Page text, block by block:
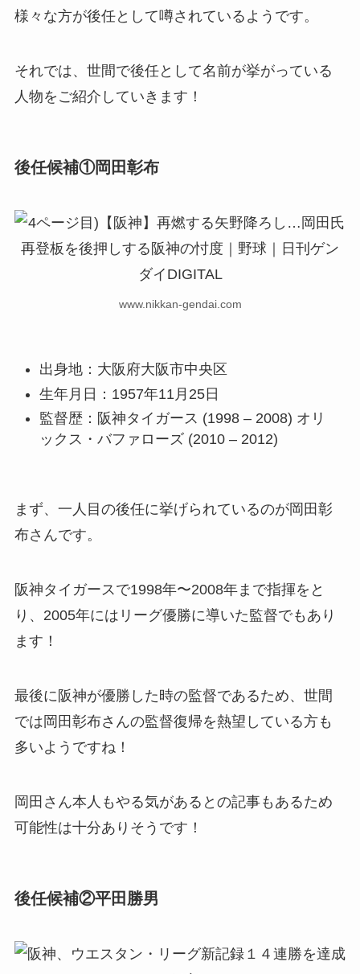
様々な方が後任として噂されているようです。
それでは、世間で後任として名前が挙がっている
人物をご紹介していきます！
後任候補①岡田彰布
www.nikkan-gendai.com
出身地：大阪府大阪市中央区
生年月日：1957年11月25日
監督歴：阪神タイガース (1998 – 2008) オリ
ックス・バファローズ (2010 – 2012)
まず、一人目の後任に挙げられているのが岡田彰
布さんです。
阪神タイガースで1998年〜2008年まで指揮をと
り、2005年にはリーグ優勝に導いた監督でもあり
ます！
最後に阪神が優勝した時の監督であるため、世間
では岡田彰布さんの監督復帰を熱望している方も
多いようですね！
岡田さん本人もやる気があるとの記事もあるため
可能性は十分ありそうです！
後任候補②平田勝男